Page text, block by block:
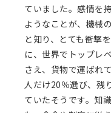
ていました。感情を
ようなことが、機械
と知り、とても衝撃
に、世界でトップレ
さえ、貨物で運ばれ
人だけ20％選び、残
ていたそうです。知